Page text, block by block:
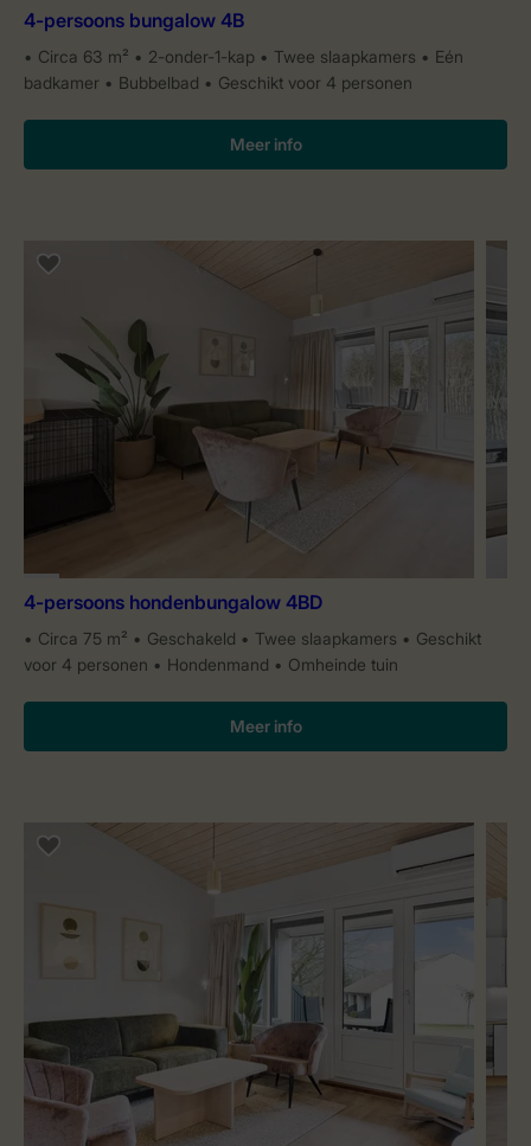
4-persoons bungalow 4B
Circa 63 m² 2-onder-1-kap Twee slaapkamers
Eén
badkamer
Bubbelbad Geschikt voor 4 personen
Meer info
4-persoons hondenbungalow 4BD
Circa 75 m² Geschakeld Twee slaapkamers
Geschikt
voor 4 personen
Hondenmand Omheinde tuin
Meer info